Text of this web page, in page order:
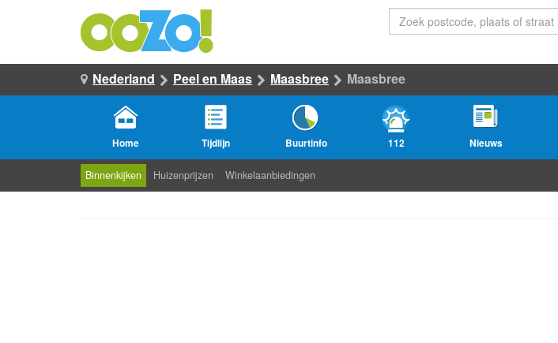
Nederland Peel en Maas Maasbree Maasbree
Home Tijdlijn Buurtinfo 112 Nieuws
Binnenkijken Huizenprijzen Winkelaanbiedingen